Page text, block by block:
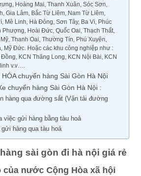
Hoàng Mai, Thanh Xuân, Sóc Sơn,
Gia Lâm, Bắc Từ Liêm, Nam Từ Liêm,
Mê Linh, Hà Đông, Sơn Tây, Ba Vì, Phúc
Phượng, Hoài Đức, Quốc Oai, Thạch Thất,
Thanh Oai, Thường Tín, Phú Xuyên,
Mỹ Đức. Hoặc các khu công nghiệp như :
Đồng, KCN Thăng Long, KCN Nội Bài, KCN
v.v….
chuyển hàng Sài Gòn Hà Nội
chuyển hàng Sài Gòn Hà Nội :
hàng qua đường sắt (Vận tải đường
việc gửi hàng bằng tàu hoả
hàng qua tàu hoả
sài gòn đi hà nội giá rẻ
của nước Cộng Hòa xã hội